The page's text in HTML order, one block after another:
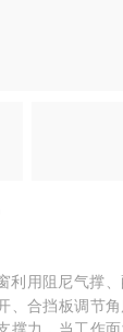
利用阻尼气撑
、合挡板调节角